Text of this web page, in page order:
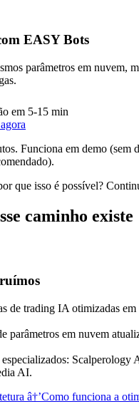
EASY Bots
parâmetros em nuvem,
em 5-15 min
Funciona em demo (sem
que isso é possível?
caminho existe
de trading IA otimizadas
parâmetros em nuvem
especializados: Scalperology
AI.
â†’Como funciona a